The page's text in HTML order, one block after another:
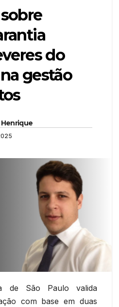
do
gestão
de São Paulo valida
com base em duas